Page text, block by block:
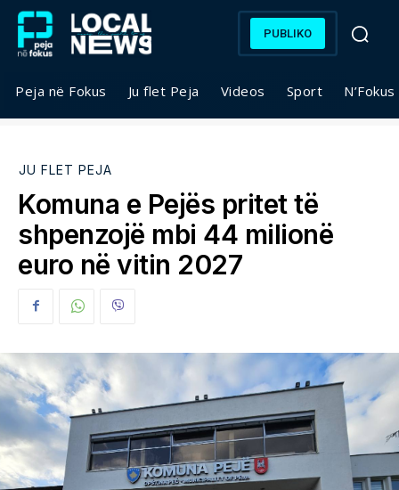
PUBLIKO
Peja në Fokus Ju flet Peja Videos Sport
JU FLET PEJA
Komuna e Pejës pritet të
shpenzojë mbi 44 milionë
euro në vitin 2027